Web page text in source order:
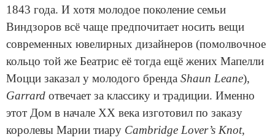
1843 года. И хотя молодое поколение семьи
Виндзоров всё чаще предпочитает носить вещи
современных ювелирных дизайнеров (помолвочное
кольцо той же Беатрис её тогда ещё жених Мапелли
Моцци заказал у молодого бренда Shaun Leane),
Garrard отвечает за классику и традиции. Именно
этот Дом в начале XX века изготовил по заказу
королевы Марии тиару Cambridge Lover’s Knot,